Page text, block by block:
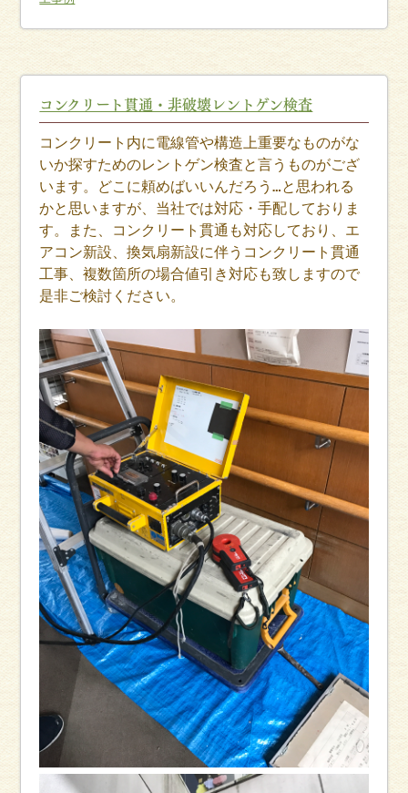
コンクリート貫通・非破壊レントゲン検査
コンクリート内に電線管や構造上重要なものがな
いか探すためのレントゲン検査と言うものがござ
います。どこに頼めばいいんだろう…と思われる
かと思いますが、当社では対応・手配しておりま
す。また、コンクリート貫通も対応しており、エ
アコン新設、換気扇新設に伴うコンクリート貫通
工事、複数箇所の場合値引き対応も致しますので
是非ご検討ください。